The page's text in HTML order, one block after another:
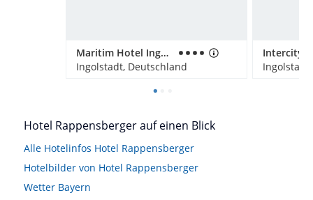
Maritim Hotel Ingolstadt
Ingolstadt, Deutschland
Hotel Rappensberger auf einen Blick
Alle Hotelinfos Hotel Rappensberger
Hotelbilder von Hotel Rappensberger
Wetter Bayern